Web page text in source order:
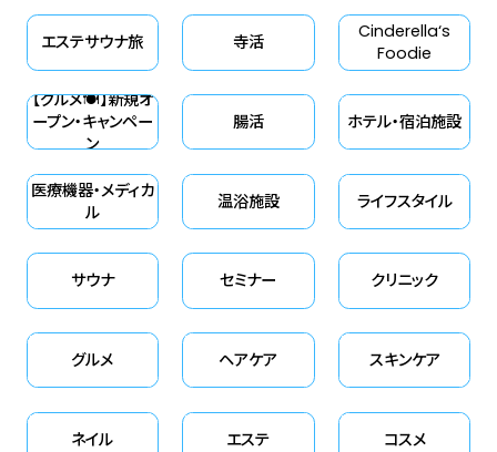
エステサウナ旅 寺活
Cinderella‘s
Foodie
【グルメ🍽】新規オ
ープン・キャンペー
ン
腸活 ホテル・宿泊施設
医療機器・メディカ
ル
温浴施設 ライフスタイル
サウナ セミナー クリニック
グルメ ヘアケア スキンケア
ネイル エステ コスメ